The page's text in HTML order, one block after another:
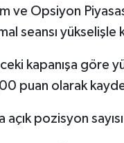
ve Opsiyon
seansı yükselişle
kapanışa göre
puan olarak
pozisyon